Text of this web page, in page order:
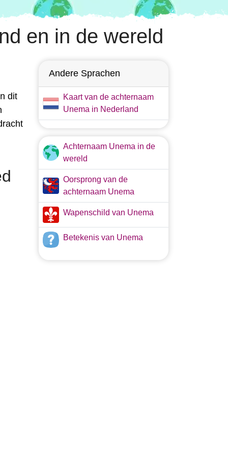
en in de wereld
dit
Andere Sprachen
Kaart van de achternaam
Unema in Nederland
Achternaam Unema in de
wereld
Oorsprong van de
achternaam Unema
Wapenschild van Unema
Betekenis van Unema